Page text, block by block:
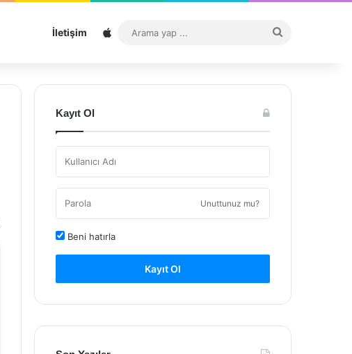
İletişim Sitemap
...
Kayıt Ol
Unuttunuz mu?
Beni hatırla
Kayıt Ol